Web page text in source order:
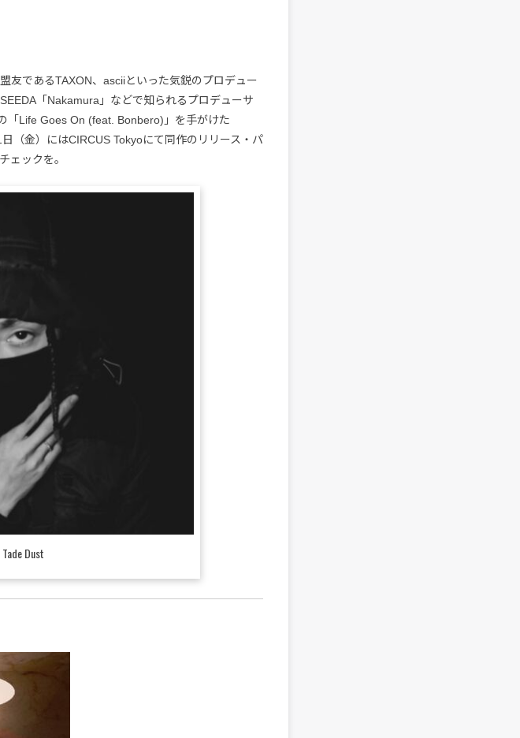
友であるTAXON、asciiといった気鋭のプロデュー
「Nakamura」などで知られるプロデューサ
「Life Goes On (feat. Bonbero)」を手がけた
（金）にはCIRCUS Tokyoにて同作のリリース・パ
ェックを。
Tade Dust